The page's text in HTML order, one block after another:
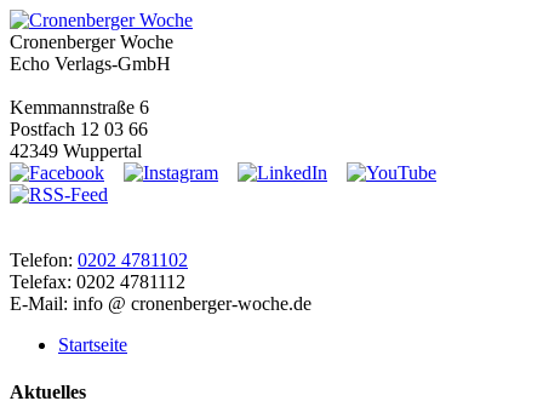
Cronenberger Woche
Echo Verlags-GmbH
Kemmannstraße 6
Postfach 12 03 66
42349 Wuppertal
Telefon: 0202 4781102
Telefax: 0202 4781112
E-Mail: info @ cronenberger-woche.de
Startseite
Aktuelles